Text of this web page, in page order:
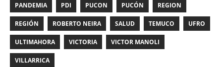
PANDEMIA PDI PUCON PUCÓN REGION
REGIÓN ROBERTO NEIRA SALUD TEMUCO UFRO
ULTIMAHORA VICTORIA VICTOR MANOLI
VILLARRICA